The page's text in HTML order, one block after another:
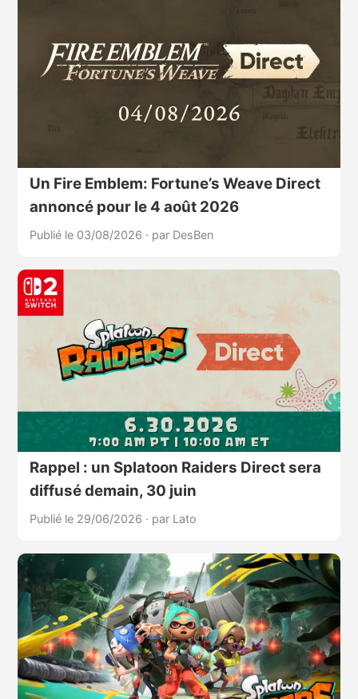
Un Fire Emblem: Fortune’s Weave Direct
annoncé pour le 4 août 2026
Publié le 03/08/2026 · par DesBen
Rappel : un Splatoon Raiders Direct sera
diffusé demain, 30 juin
Publié le 29/06/2026 · par Lato